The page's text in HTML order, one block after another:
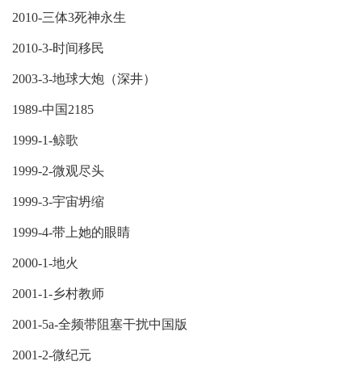
2010-三体3死神永生
2010-3-时间移民
2003-3-地球大炮（深井）
1989-中国2185
1999-1-鲸歌
1999-2-微观尽头
1999-3-宇宙坍缩
1999-4-带上她的眼睛
2000-1-地火
2001-1-乡村教师
2001-5a-全频带阻塞干扰中国版
2001-2-微纪元